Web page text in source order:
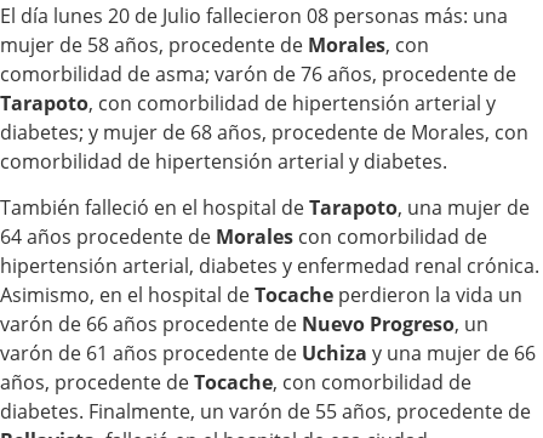
El día lunes 20 de Julio fallecieron 08 personas más: una
mujer de 58 años, procedente de Morales, con
comorbilidad de asma; varón de 76 años, procedente de
Tarapoto, con comorbilidad de hipertensión arterial y
diabetes; y mujer de 68 años, procedente de Morales, con
comorbilidad de hipertensión arterial y diabetes.
También falleció en el hospital deTarapoto, una mujer de
64 años procedente de Morales con comorbilidad de
hipertensión arterial, diabetes y enfermedad renal crónica.
Asimismo, en el hospital deTocache perdieron la vida un
varón de 66 años procedente de Nuevo Progreso, un
varón de 61 años procedente de Uchiza y una mujer de 66
años, procedente deTocache, con comorbilidad de
diabetes. Finalmente, un varón de 55 años, procedente de